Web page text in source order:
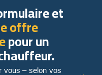
et
offre
pour un
vous – selon vos